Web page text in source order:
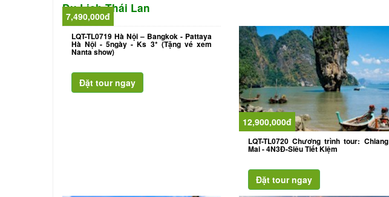
Du Lịch Thái Lan
7,490,000đ
LQT-TL0719 Hà Nội – Bangkok - Pattaya
Hà Nội - 5ngày - Ks 3* (Tặng vé xem
Nanta show)
12,900,000đ
LQT-TL0720 Chương trình tour: Chiang
Mai - 4N3Đ-Siêu Tiết Kiệm